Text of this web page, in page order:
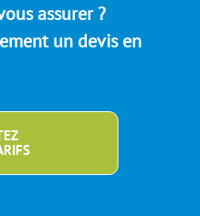
assurer ?
un devis en